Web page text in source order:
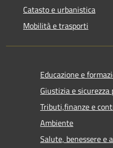
Catasto e urbanistica
Mobilità e trasporti
Educazione e
Giustizia e sicurezza
Tributi,finanze e
Ambiente
Salute, benessere e